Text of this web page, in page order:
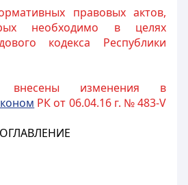
правовых актов,
необходимо в целях
кодекса Республики
внесены изменения в
РК от 06.04.16 г. № 483-V
ОГЛАВЛЕНИЕ